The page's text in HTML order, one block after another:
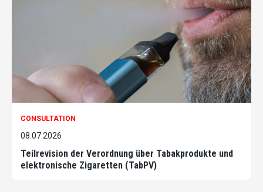
CONSULTATION
08.07.2026
Teilrevision der Verordnung über Tabakprodukte und
elektronische Zigaretten (TabPV)